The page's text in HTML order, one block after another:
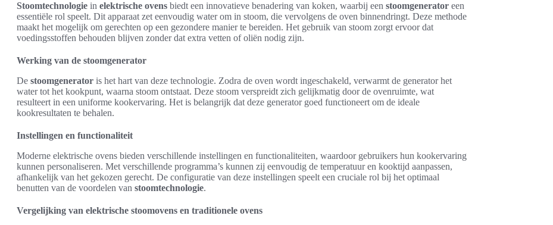
Stoomtechnologie in elektrische ovens biedt een innovatieve benadering van koken, waarbij een stoomgenerator een
essentiële rol speelt. Dit apparaat zet eenvoudig water om in stoom, die vervolgens de oven binnendringt. Deze methode
maakt het mogelijk om gerechten op een gezondere manier te bereiden. Het gebruik van stoom zorgt ervoor dat
voedingsstoffen behouden blijven zonder dat extra vetten of oliën nodig zijn.
Werking van de stoomgenerator
De stoomgenerator is het hart van deze technologie. Zodra de oven wordt ingeschakeld, verwarmt de generator het
water tot het kookpunt, waarna stoom ontstaat. Deze stoom verspreidt zich gelijkmatig door de ovenruimte, wat
resulteert in een uniforme kookervaring. Het is belangrijk dat deze generator goed functioneert om de ideale
kookresultaten te behalen.
Instellingen en functionaliteit
Moderne elektrische ovens bieden verschillende instellingen en functionaliteiten, waardoor gebruikers hun kookervaring
kunnen personaliseren. Met verschillende programma’s kunnen zij eenvoudig de temperatuur en kooktijd aanpassen,
afhankelijk van het gekozen gerecht. De configuratie van deze instellingen speelt een cruciale rol bij het optimaal
benutten van de voordelen van stoomtechnologie.
Vergelijking van elektrische stoomovens en traditionele ovens